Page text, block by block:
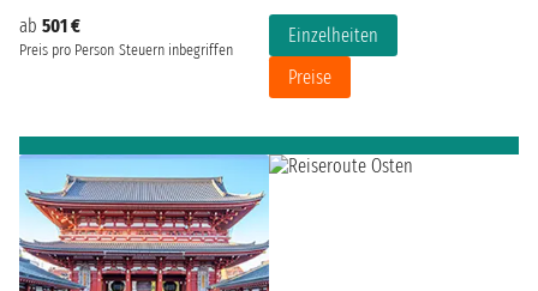
ab 501 €
Preis pro Person Steuern inbegriffen
Einzelheiten
Preise